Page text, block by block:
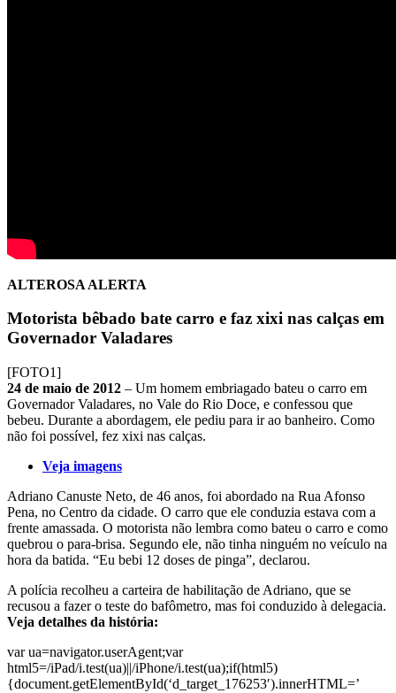
ALTEROSA ALERTA
Motorista bêbado bate carro e faz xixi nas calças em
Governador Valadares
[FOTO1]
24 de maio de 2012 – Um homem embriagado bateu o carro em
Governador Valadares, no Vale do Rio Doce, e confessou que
bebeu. Durante a abordagem, ele pediu para ir ao banheiro. Como
não foi possível, fez xixi nas calças.
Veja imagens
Adriano Canuste Neto, de 46 anos, foi abordado na Rua Afonso
Pena, no Centro da cidade. O carro que ele conduzia estava com a
frente amassada. O motorista não lembra como bateu o carro e como
quebrou o para-brisa. Segundo ele, não tinha ninguém no veículo na
hora da batida. “Eu bebi 12 doses de pinga”, declarou.
A polícia recolheu a carteira de habilitação de Adriano, que se
recusou a fazer o teste do bafômetro, mas foi conduzido à delegacia.
Veja detalhes da história:
var ua=navigator.userAgent;var
html5=/iPad/i.test(ua)||/iPhone/i.test(ua);if(html5)
{document.getElementById(‘d_target_176253′).innerHTML=’